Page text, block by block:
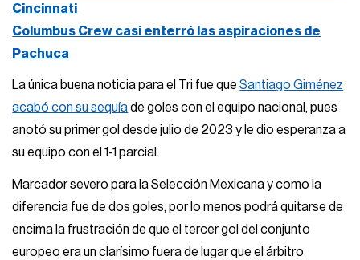
Cincinnati
Columbus Crew casi enterró las aspiraciones de
Pachuca
La única buena noticia para el Tri fue queSantiago Giménez
acabó con su sequíade goles con el equipo nacional, pues
anotó su primer gol desde julio de 2023 y le dio esperanza a
su equipo con el 1-1 parcial.
Marcador severo para la Selección Mexicana y como la
diferencia fue de dos goles, por lo menos podrá quitarse de
encima la frustración de que el tercer gol del conjunto
europeo era un clarísimo fuera de lugar que el árbitro